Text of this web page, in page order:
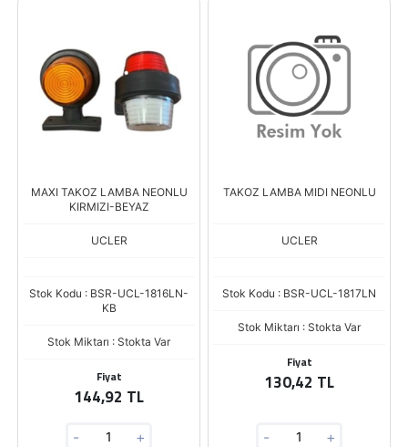
MAXI TAKOZ LAMBA NEONLU
KIRMIZI-BEYAZ
UCLER
Stok Kodu : BSR-UCL-1816LN-
KB
Stok Miktarı : Stokta Var
Fiyat
144,92 TL
- +
TAKOZ LAMBA MIDI NEONLU
UCLER
Stok Kodu : BSR-UCL-1817LN
Stok Miktarı : Stokta Var
Fiyat
130,42 TL
- +